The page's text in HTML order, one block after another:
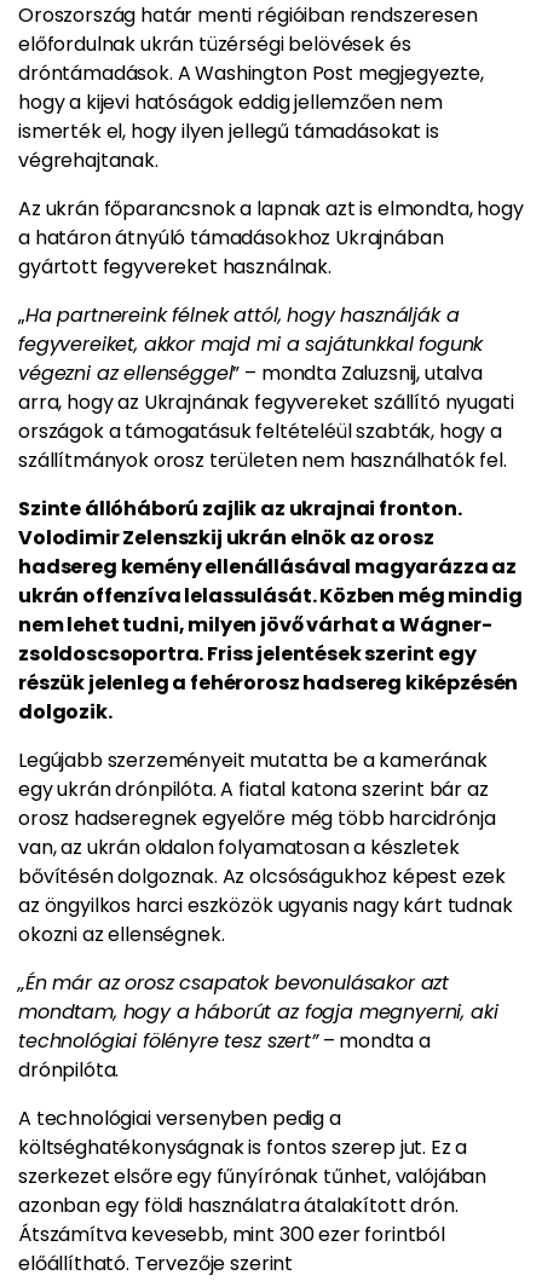
Oroszország határ menti régióiban rendszeresen
előfordulnak ukrán tüzérségi belövések és
dróntámadások. A Washington Post megjegyezte,
hogy a kijevi hatóságok eddig jellemzően nem
ismerték el, hogy ilyen jellegű támadásokat is
végrehajtanak.
Az ukrán főparancsnok a lapnak azt is elmondta, hogy
a határon átnyúló támadásokhoz Ukrajnában
gyártott fegyvereket használnak.
„Ha partnereink félnek attól, hogy használják a
fegyvereiket, akkor majd mi a sajátunkkal fogunk
végezni az ellenséggel” – mondta Zaluzsnij, utalva
arra, hogy az Ukrajnának fegyvereket szállító nyugati
országok a támogatásuk feltételéül szabták, hogy a
szállítmányok orosz területen nem használhatók fel.
Szinte állóháború zajlik az ukrajnai fronton.
Volodimir Zelenszkij ukrán elnök az orosz
hadsereg kemény ellenállásával magyarázza az
ukrán offenzíva lelassulását. Közben még mindig
nem lehet tudni, milyen jövő várhat a Wágner-
zsoldoscsoportra. Friss jelentések szerint egy
részük jelenleg a fehérorosz hadsereg kiképzésén
dolgozik.
Legújabb szerzeményeit mutatta be a kamerának
egy ukrán drónpilóta. A fiatal katona szerint bár az
orosz hadseregnek egyelőre még több harcidrónja
van, az ukrán oldalon folyamatosan a készletek
bővítésén dolgoznak. Az olcsóságukhoz képest ezek
az öngyilkos harci eszközök ugyanis nagy kárt tudnak
okozni az ellenségnek.
„Én már az orosz csapatok bevonulásakor azt
mondtam, hogy a háborút az fogja megnyerni, aki
technológiai fölényre tesz szert”– mondta a
drónpilóta.
A technológiai versenyben pedig a
költséghatékonyságnak is fontos szerep jut. Ez a
szerkezet elsőre egy fűnyírónak tűnhet, valójában
azonban egy földi használatra átalakított drón.
Átszámítva kevesebb, mint 300 ezer forintból
előállítható. Tervezője szerint